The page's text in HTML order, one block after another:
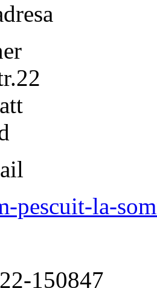
pescuit-la-
150847